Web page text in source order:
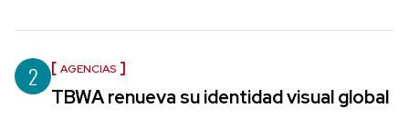
2 AGENCIAS
TBWA renueva su identidad visual global